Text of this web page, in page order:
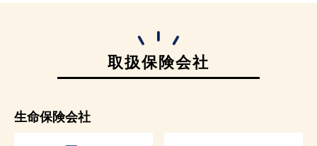
取扱保険会社
生命保険会社